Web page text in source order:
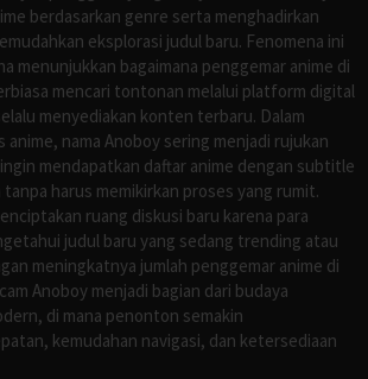
berdasarkan genre serta menghadirkan
eksplorasi judul baru. Fenomena ini
menunjukkan bagaimana penggemar anime di
mencari tontonan melalui platform digital
menyediakan konten terbaru. Dalam
nama Anoboy sering menjadi rujukan
mendapatkan daftar anime dengan subtitle
harus memikirkan proses yang rumit.
ruang diskusi baru karena para
judul baru yang sedang trending atau
meningkatnya jumlah penggemar anime di
Anoboy menjadi bagian dari budaya
di mana penonton semakin
kemudahan navigasi, dan ketersediaan